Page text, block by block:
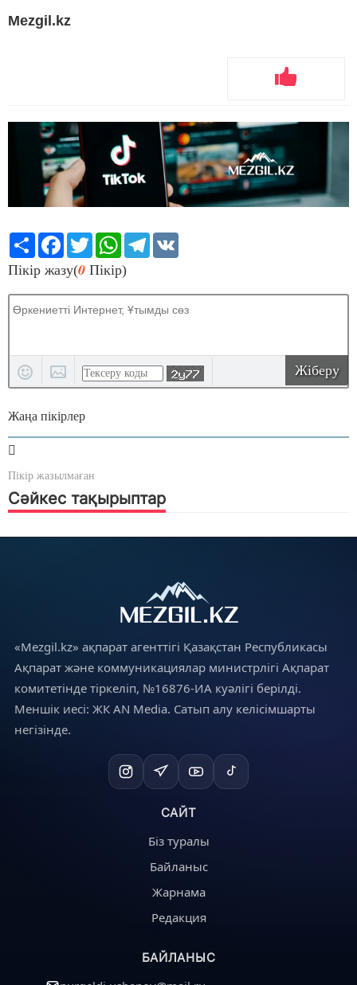
Mezgil.kz
Share Facebook
TwitterWhatsApp
Telegram
Пікір жазу(0 Пікір)
Жіберу
Жаңа пікірлер
Пікір жазылмаған
Сәйкес тақырыптар
«Mezgil.kz» ақпарат агенттігі Қазақстан Республикасы
Ақпарат және коммуникациялар министрлігі Ақпарат
комитетінде тіркеліп, №16876-ИА куәлігі берілді.
Меншік иесі: ЖК AN Media. Сатып алу келісімшарты
негізінде.
САЙТ
Біз туралы
Байланыс
Жарнама
Редакция
БАЙЛАНЫС